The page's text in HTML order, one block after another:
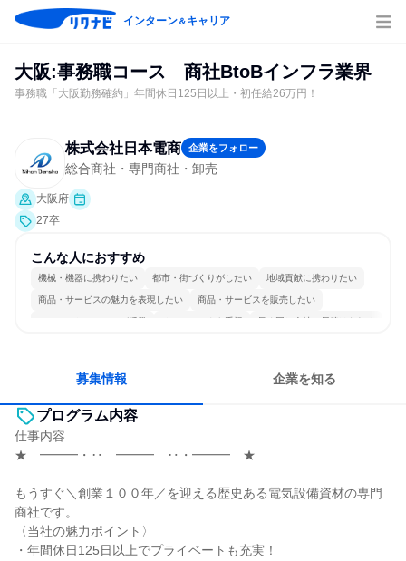
インターン＆キャリア
大阪:事務職コース 商社BtoBインフラ業界
事務職「大阪勤務確約」年間休日125日以上・初任給26万円！
株式会社日本電商 企業をフォロー
総合商社・専門商社・卸売
大阪府
27卒
こんな人におすすめ
機械・機器に携わりたい 都市・街づくりがしたい 地域貢献に携わりたい
商品・サービスの魅力を表現したい 商品・サービスを販売したい
コミュニケーションが活発 チームワークを重視 長く同じ会社に居続けられる
募集情報 企業を知る
プログラム内容
仕事内容
★…━━━・‥…━━━…‥・━━━…★
もうすぐ＼創業１００年／を迎える歴史ある電気設備資材の専門
商社です。
〈当社の魅力ポイント〉
・年間休日125日以上でプライベートも充実！